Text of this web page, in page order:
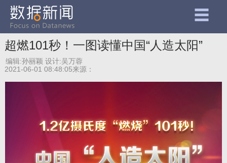
超燃101秒！一图读懂中国“人造太阳”
编辑:孙丽颖 设计:吴万蓉
2021-06-01 08:48:05来源：